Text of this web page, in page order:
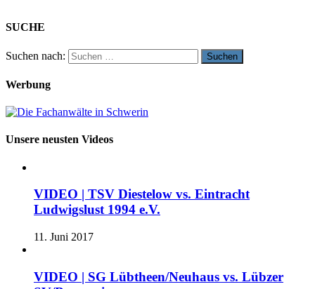
SUCHE
Suchen nach:
Werbung
Unsere neusten Videos
VIDEO | TSV Diestelow vs. Eintracht
Ludwigslust 1994 e.V.
11. Juni 2017
VIDEO | SG Lübtheen/Neuhaus vs. Lübzer